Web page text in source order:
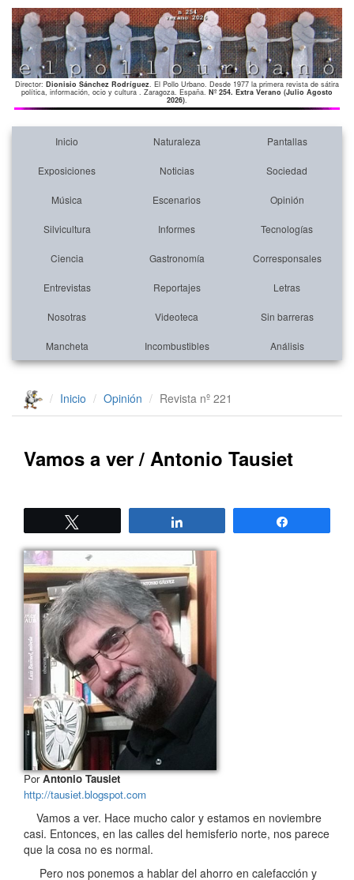
Director: Dionisio Sánchez Rodríguez. El Pollo Urbano. Desde 1977 la primera revista de sátira
política, información, ocio y cultura . Zaragoza. España. Nº 254. Extra Verano (Julio Agosto
2026).
Inicio Naturaleza Pantallas
Exposiciones Noticias Sociedad
Música Escenarios Opinión
Silvicultura Informes Tecnologías
Ciencia Gastronomía Corresponsales
Entrevistas Reportajes Letras
Nosotras Videoteca Sin barreras
Mancheta Incombustibles Análisis
Inicio Opinión Revista nº 221
Vamos a ver / Antonio Tausiet
PorAntonio Tausiet
http://tausiet.blogspot.com
Vamos a ver. Hace mucho calor y estamos en noviembre
casi. Entonces, en las calles del hemisferio norte, nos parece
que la cosa no es normal.
Pero nos ponemos a hablar del ahorro en calefacción y